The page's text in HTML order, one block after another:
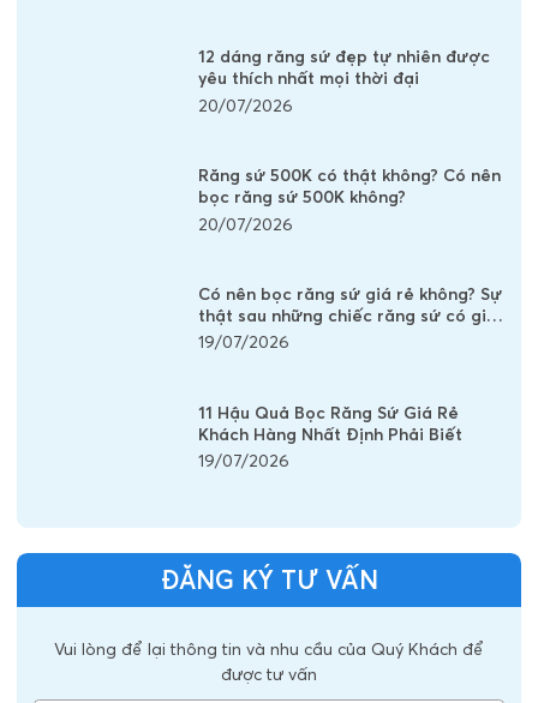
12 dáng răng sứ đẹp tự nhiên được
yêu thích nhất mọi thời đại
20/07/2026
Răng sứ 500K có thật không? Có nên
bọc răng sứ 500K không?
20/07/2026
Có nên bọc răng sứ giá rẻ không? Sự
thật sau những chiếc răng sứ có giá
vài trăm nghìn
19/07/2026
11 Hậu Quả Bọc Răng Sứ Giá Rẻ
Khách Hàng Nhất Định Phải Biết
19/07/2026
ĐĂNG KÝ TƯ VẤN
Vui lòng để lại thông tin và nhu cầu của Quý Khách để
được tư vấn